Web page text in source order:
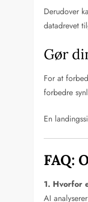
Derudover
datadrevet
Gør
For at
forbedre
En
FAQ:
1. Hvorfor
AI